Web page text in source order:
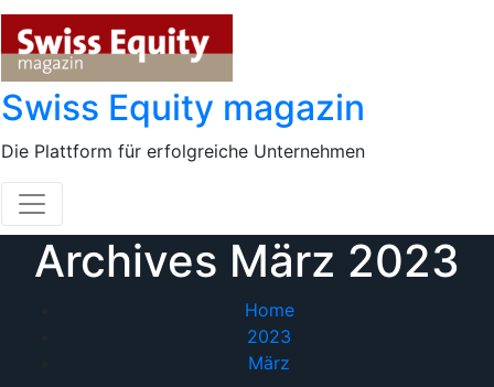
Skip
content
Swiss Equity magazin
Die Plattform für erfolgreiche Unternehmen
Archives März 2023
Home
2023
März